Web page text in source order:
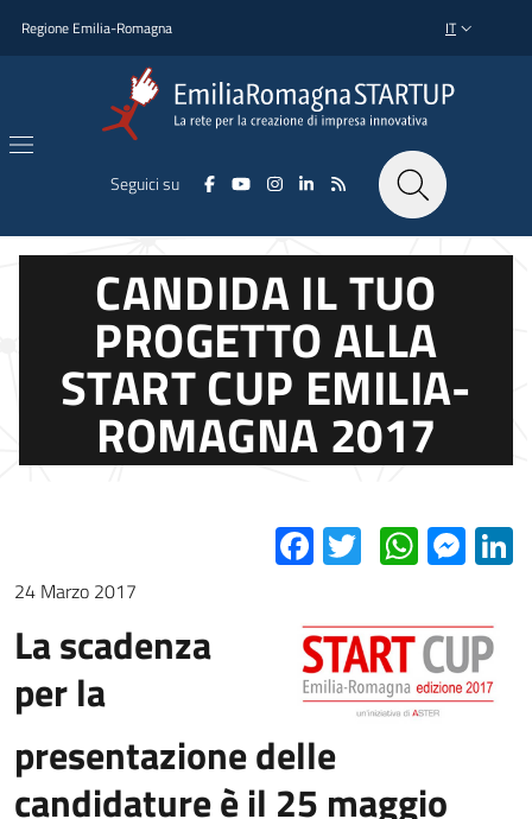
Regione Emilia-Romagna SELETTORE
IT
Seguici su
CANDIDA IL TUO
PROGETTO ALLA
START CUP EMILIA-
ROMAGNA 2017
Facebook
Twitter
24 Marzo 2017
La scadenza
per la
presentazione delle
candidature è il 25 maggio